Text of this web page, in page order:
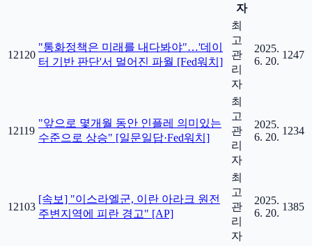
자
12120
"통화정책은 미래를 내다봐야"…'데이
터 기반 판단'서 멀어진 파월 [Fed워치]
최
고
관
리
자
2025.
6. 20.
1247
12119
"앞으로 몇개월 동안 인플레 의미있는
수준으로 상승" [일문일답·Fed워치]
최
고
관
리
자
2025.
6. 20.
1234
12103
[속보] "이스라엘군, 이란 아라크 원전
주변지역에 피란 경고" [AP]
최
고
관
리
자
2025.
6. 20.
1385